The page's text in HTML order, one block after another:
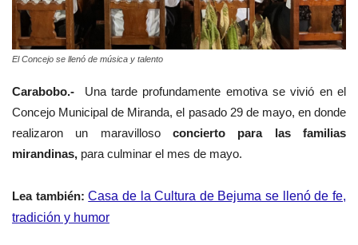
El Concejo se llenó de música y talento
Carabobo.-
Una tarde profundamente emotiva se vivió en el
Concejo Municipal de Miranda, el pasado 29 de mayo, en donde
realizaron un maravilloso concierto para las familias
mirandinas, para culminar el mes de mayo.
Lea también:Casa de la Cultura de Bejuma se llenó de fe,
tradición y humor